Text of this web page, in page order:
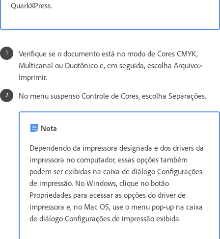
QuarkXPress.
Verifique se o documento está no modo de Cores CMYK,
Multicanal ou Duotônico e, em seguida, escolha Arquivo>
Imprimir.
No menu suspenso Controle de Cores, escolha Separações.
Nota
Dependendo da impressora designada e dos drivers da
impressora no computador, essas opções também
podem ser exibidas na caixa de diálogo Configurações
de impressão. No Windows, clique no botão
Propriedades para acessar as opções do driver de
impressora e, no Mac OS, use o menu pop-up na caixa
de diálogo Configurações de impressão exibida.